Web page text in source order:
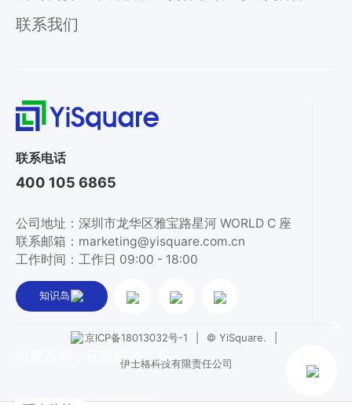
联系电话
400 105 6865
公司地址：深圳市龙华区雅宝路星河 WORLD C 座
联系邮箱：marketing@yisquare.com.cn
工作时间：工作日 09:00 - 18:00
知识岛
联系我们
京ICP备18013032号-1 © YiSquare.
伊士格科技有限责任公司
免费咨询，获取解决方案